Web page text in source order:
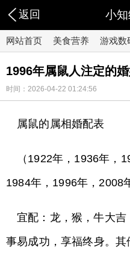
返回 小
网站首页 美食营养 游戏数
1996年属鼠人注定的婚
时间：2026-04-22 01:24:56
属鼠的属相婚配表
（1922年，1936年，
1984年，1996年，2008
宜配：龙，猴，牛大
事易成功，享福终身。其